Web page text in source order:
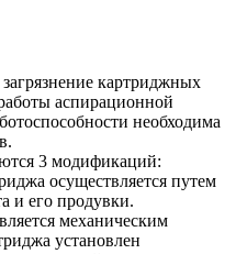
картриджных
аспирационной
необходима
3 модификаций:
осуществляется путем
и его продувки.
механическим
установлен